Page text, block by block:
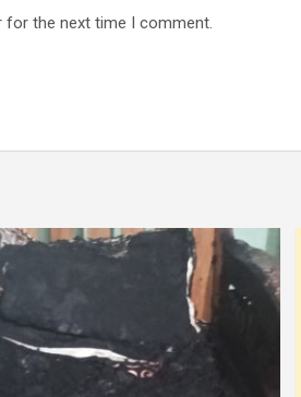
for the next time I comment.